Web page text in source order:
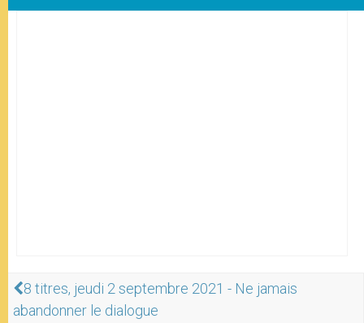
8 titres, jeudi 2 septembre 2021 - Ne jamais
abandonner le dialogue